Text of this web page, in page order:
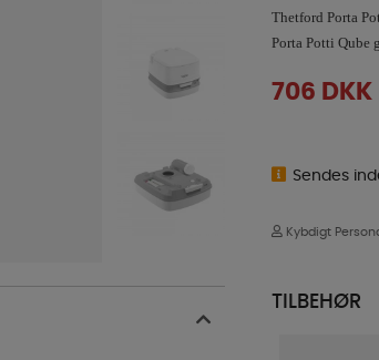
Thetford Porta
Porta Potti Qube
706 DKK
Sendes
Kybdigt
TILBEHØR